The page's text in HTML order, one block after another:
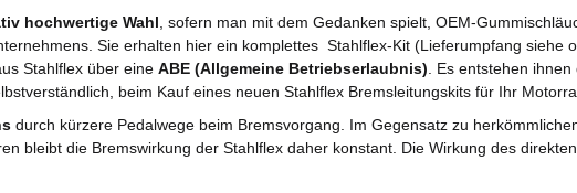
hochwertige Wahl , sofern man mit dem Gedanken spielt, OEM-
Sie erhalten hier ein komplettes Stahlflex-Kit (Lieferumpfang siehe
Stahlflex über eine ABE (Allgemeine Betriebserlaubnis) . Es entstehen
beim Kauf eines neuen Stahlflex Bremsleitungskits für Ihr
durch kürzere Pedalwege beim Bremsvorgang. Im Gegensatz zu
bleibt die Bremswirkung der Stahlflex daher konstant. Die Wirkung des